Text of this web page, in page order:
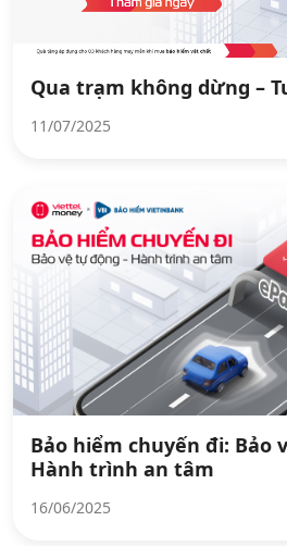
Qua trạm không dừng –
11/07/2025
Bảo hiểm chuyến đi: Bảo
Hành trình an tâm
16/06/2025